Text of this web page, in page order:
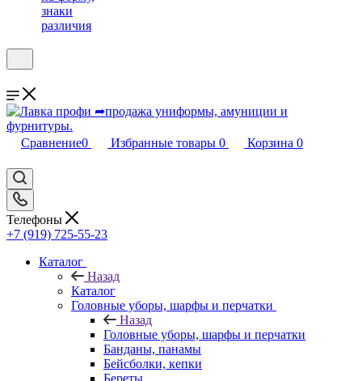
знаки
различия
Сравнение0 Избранные товары 0 Корзина 0
Телефоны
+7 (919) 725-55-23
Каталог
Назад
Каталог
Головные уборы, шарфы и перчатки
Назад
Головные уборы, шарфы и перчатки
Банданы, панамы
Бейсболки, кепки
Береты